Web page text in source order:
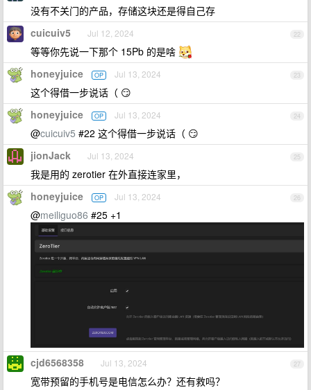
没有不关门的产品，存储这块还是得自己存
22
cuicuiv5 Jul 12, 2024
等等你先说一下那个 15Pb 的是啥
23
honeyjuice OP Jul 13, 2024
这个得借一步说话（ 😏
24
honeyjuice OP Jul 13, 2024
@cuicuiv5 #22 这个得借一步说话（ 😏
25
jionJack Jul 13, 2024
我是用的 zerotier 在外直接连家里，
26
honeyjuice OP Jul 13, 2024
@meiliguo86 #25 +1
27
cjd6568358 Jul 13, 2024
宽带预留的手机号是电信怎么办？还有救吗？